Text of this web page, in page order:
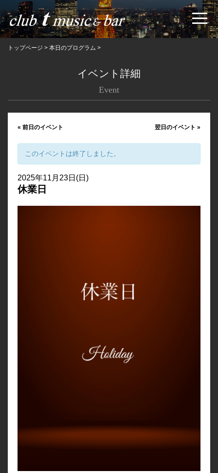
トップページ > 本日のプログラム >
イベント詳細
Event
« 前日のイベント 翌日のイベント»
このイベントは終了しました。
2025年11月23日(日)
休業日